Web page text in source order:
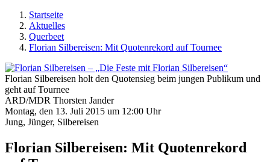
Startseite
Aktuelles
Querbeet
Florian Silbereisen: Mit Quotenrekord auf Tournee
Florian Silbereisen holt den Quotensieg beim jungen Publikum und
geht auf Tournee
ARD/MDR Thorsten Jander
Montag, den 13. Juli 2015 um 12:00 Uhr
Jung, Jünger, Silbereisen
Florian Silbereisen: Mit Quotenrekord